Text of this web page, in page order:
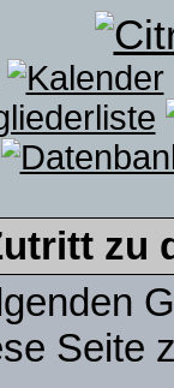
zu
Seite